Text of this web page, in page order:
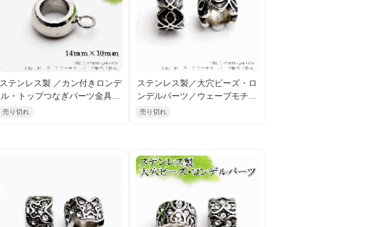
ステンレス製 ／カン付きロンデ
ル・トップつなぎパーツ金具／
14×10ｍｍ（96668281）
売り切れ
ステンレス製／大穴ビーズ・ロ
ンデルパーツ／ウェーブモチー
フ 11×7ｍｍ（96672813）
売り切れ